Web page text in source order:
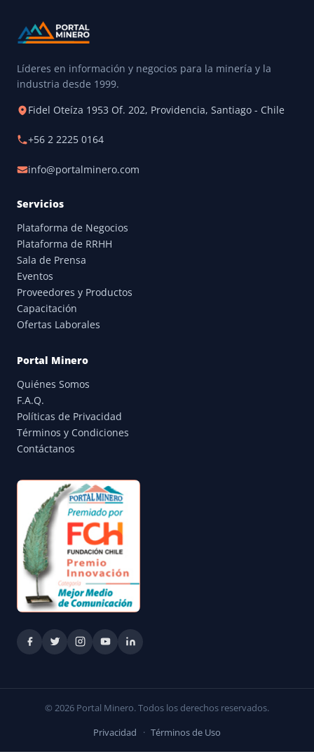
Líderes en información y negocios para la minería y la
industria desde 1999.
Fidel Oteíza 1953 Of. 202, Providencia, Santiago - Chile
+56 2 2225 0164
info@portalminero.com
Servicios
Plataforma de Negocios
Plataforma de RRHH
Sala de Prensa
Eventos
Proveedores y Productos
Capacitación
Ofertas Laborales
Portal Minero
Quiénes Somos
F.A.Q.
Políticas de Privacidad
Términos y Condiciones
Contáctanos
© 2026 Portal Minero. Todos los derechos reservados.
Privacidad · Términos de Uso